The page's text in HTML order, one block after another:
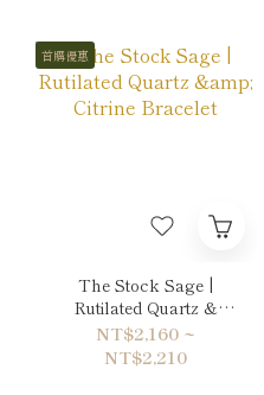
首購優惠
The Stock Sage |
Rutilated Quartz &
Citrine Bracelet
NT$2,160 ~
NT$2,210